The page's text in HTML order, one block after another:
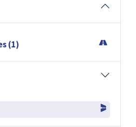
(1)